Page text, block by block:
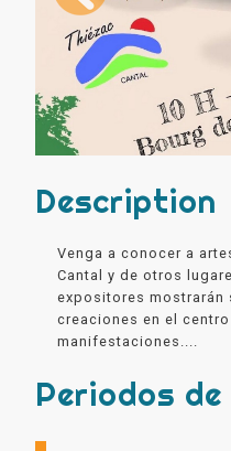
Description
Venga a conocer a
Cantal y de otros
expositores mostrarán
creaciones en el
manifestaciones....
Periodos